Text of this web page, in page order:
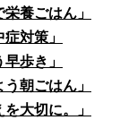
養ごはん」
対策」
歩き」
朝ごはん」
大切に。」